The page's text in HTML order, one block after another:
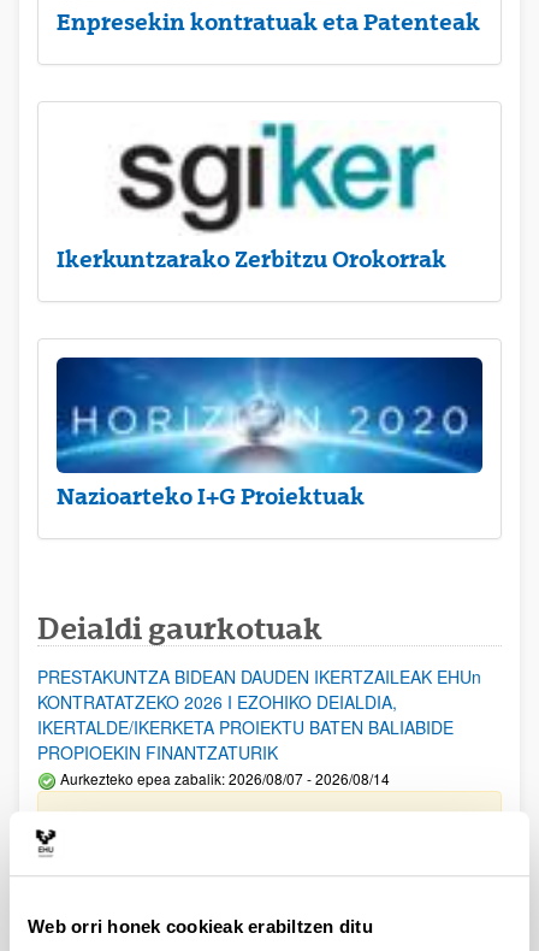
Web orri honek cookieak erabiltzen ditu
Enpresekin kontratuak eta Patenteak
Ikerkuntzarako Zerbitzu Orokorrak
Nazioarteko I+G Proiektuak
Deialdi gaurkotuak
PRESTAKUNTZA BIDEAN DAUDEN IKERTZAILEAK EHUn
KONTRATATZEKO 2026 I EZOHIKO DEIALDIA,
IKERTALDE/IKERKETA PROIEKTU BATEN BALIABIDE
PROPIOEKIN FINANTZATURIK
Aurkezteko epea zabalik: 2026/08/07 - 2026/08/14
ESKAERAK AURKEZTEKO EPEA 2026-08-14 ARTE ZABALIK.
UPV/EHUn Azpiegitura Zientifikoa eta Funts Bibliografikoak
Izapide irekia